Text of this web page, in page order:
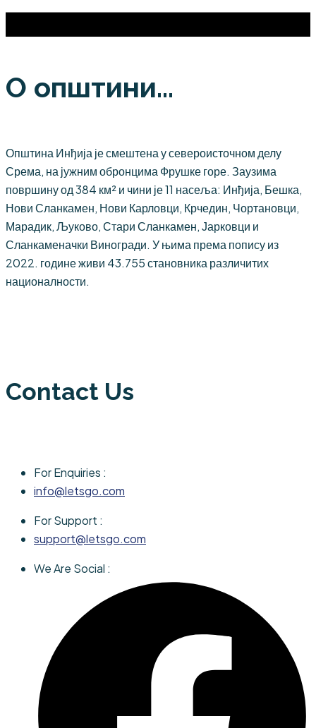
О општини...
Општина Инђија је смештена у североисточном делу
Срема, на јужним обронцима Фрушке горе. Заузима
површину од 384 км² и чини је 11 насеља: Инђија, Бешка,
Нови Сланкамен, Нови Карловци, Крчедин, Чортановци,
Марадик, Љуково, Стари Сланкамен, Јарковци и
Сланкаменачки Виногради. У њима према попису из
2022. године живи 43.755 становника различитих
националности.
Contact Us
For Enquiries :
info@letsgo.com
For Support :
support@letsgo.com
We Are Social :